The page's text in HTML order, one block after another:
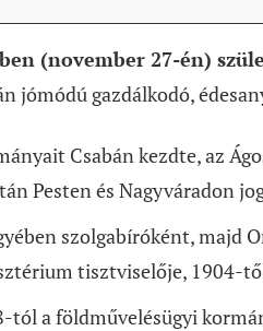
(november 27-én)
jómódú gazdálkodó,
Csabán kezdte, az
Pesten és Nagyváradon
szolgabíróként, majd
tisztviselője, 1904-
tól a földművelésügyi